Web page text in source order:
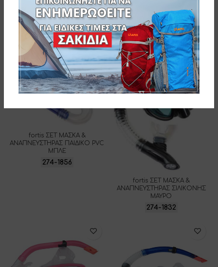
ΑΝΑΠΝΕΥΣΤΗΡΑΣ PVC ΜΠΛΕ
274-2388
fortis ΣΕΤ ΜΑΣΚΑ &
ΑΝΑΠΝΕΥΣΤΗΡΑΣ ΠΑΙΔΙΚΟ PVC
ΜΠΛΕ
274-1856
fortis ΣΕΤ ΜΑΣΚΑ &
ΑΝΑΠΝΕΥΣΤΗΡΑΣ ΣΙΛΙΚΟΝΗΣ
ΜΑΥΡΟ
274-1832